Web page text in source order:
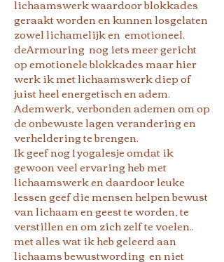
lichaamswerk waardoor blokkades
geraakt worden en kunnen losgelaten
zowel lichamelijk en emotioneel.
deArmouring nog iets meer gericht
op emotionele blokkades maar hier
werk ik met lichaamswerk diep of
juist heel energetisch en adem.
Ademwerk, verbonden ademen om op
de onbewuste lagen verandering en
verheldering te brengen.
Ik geef nog 1 yogalesje omdat ik
gewoon veel ervaring heb met
lichaamswerk en daardoor leuke
lessen geef die mensen helpen bewust
van lichaam en geest te worden, te
verstillen en om zich zelf te voelen..
met alles wat ik heb geleerd aan
lichaams bewustwording en niet